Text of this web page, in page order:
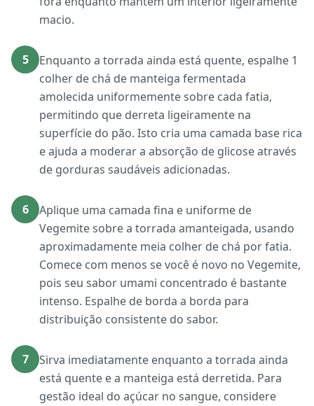
macio.
5
Enquanto a torrada ainda está quente, espalhe 1
colher de chá de manteiga fermentada
amolecida uniformemente sobre cada fatia,
permitindo que derreta ligeiramente na
superfície do pão. Isto cria uma camada base rica
e ajuda a moderar a absorção de glicose através
de gorduras saudáveis adicionadas.
6
Aplique uma camada fina e uniforme de
Vegemite sobre a torrada amanteigada, usando
aproximadamente meia colher de chá por fatia.
Comece com menos se você é novo no Vegemite,
pois seu sabor umami concentrado é bastante
intenso. Espalhe de borda a borda para
distribuição consistente do sabor.
7
Sirva imediatamente enquanto a torrada ainda
está quente e a manteiga está derretida. Para
gestão ideal do açúcar no sangue, considere